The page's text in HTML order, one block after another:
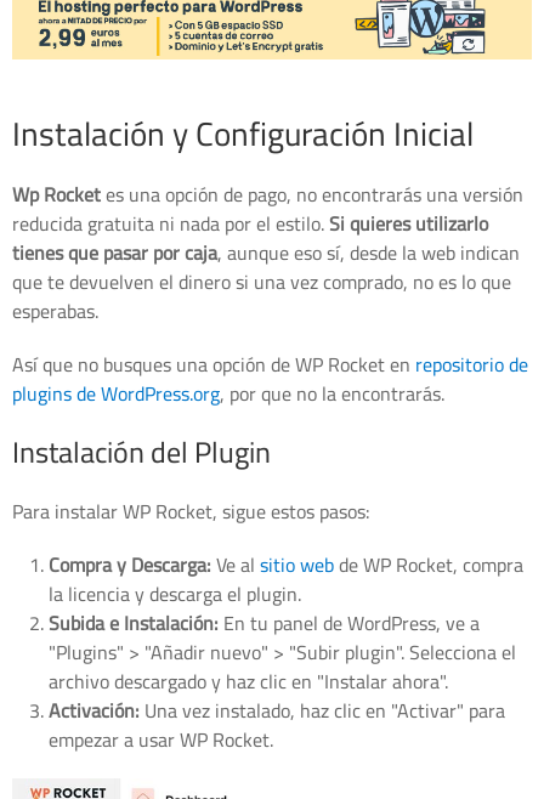
Instalación y Configuración Inicial
Wp Rocketes una opción de pago, no encontrarás una versión
reducida gratuita ni nada por el estilo.Si quieres utilizarlo
tienes que pasar por caja, aunque eso sí, desde la web indican
que te devuelven el dinero si una vez comprado, no es lo que
esperabas.
Así que no busques una opción de WP Rocket en repositorio de
plugins de WordPress.org, por que no la encontrarás.
Instalación del Plugin
Para instalar WP Rocket, sigue estos pasos:
Compra y Descarga:Ve alsitio webde WP Rocket, compra
la licencia y descarga el plugin.
Subida e Instalación: En tu panel de WordPress, ve a
"Plugins" > "Añadir nuevo" > "Subir plugin". Selecciona el
archivo descargado y haz clic en "Instalar ahora".
Activación: Una vez instalado, haz clic en "Activar" para
empezar a usar WP Rocket.